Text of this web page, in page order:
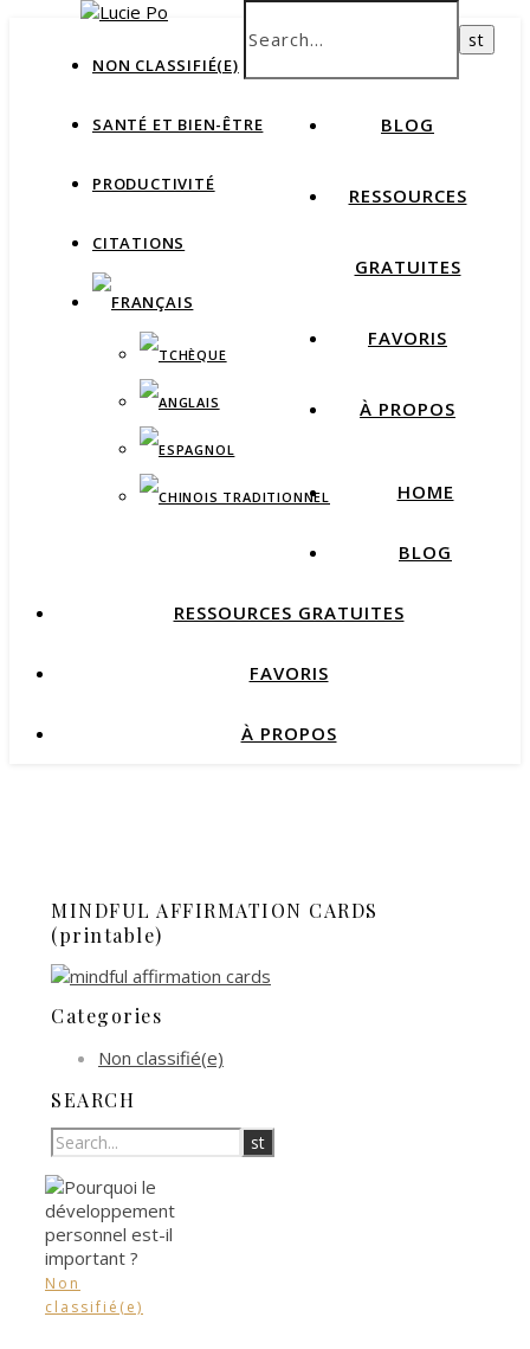
NON CLASSIFIÉ(E)
SANTÉ ET BIEN-ÊTRE
PRODUCTIVITÉ
CITATIONS
BLOG
RESSOURCES
GRATUITES
FAVORIS
À PROPOS
HOME
BLOG
RESSOURCES GRATUITES
FAVORIS
À PROPOS
MINDFUL AFFIRMATION CARDS
(printable)
Categories
Non classifié(e)
SEARCH
Non
classifié(e)
How productive are you, really?